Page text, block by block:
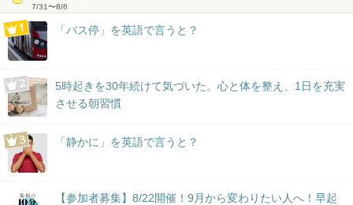
7/31〜8/6
「バス停」を英語で言うと？
5時起きを30年続けて気づいた。心と体を整え、1日を充実
させる朝習慣
「静かに」を英語で言うと？
【参加者募集】8/22開催！9月から変わりたい人へ！早起